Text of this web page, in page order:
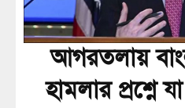
আগরতলায়
হামলার প্রশ্নে